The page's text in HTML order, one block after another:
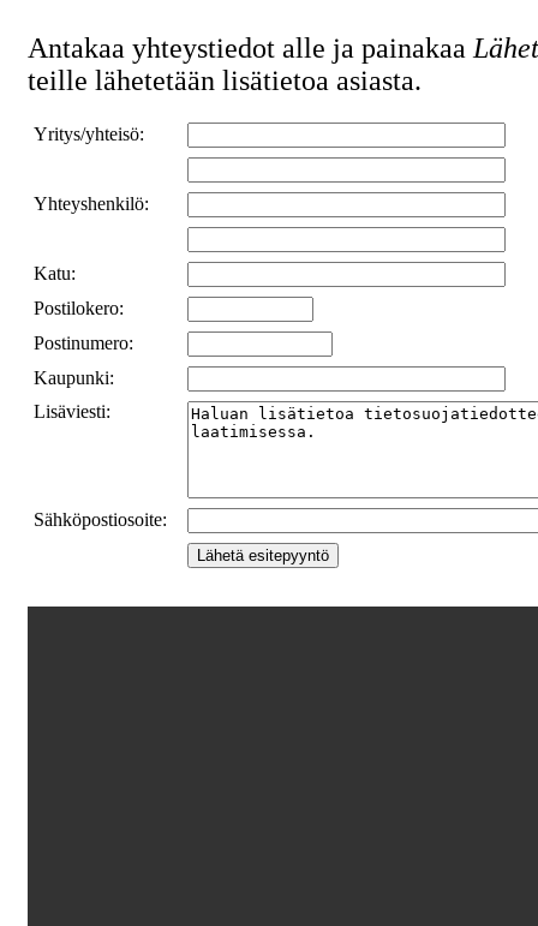
Antakaa yhteystiedot alle ja painakaa
teille lähetetään lisätietoa asiasta.
Yritys/yhteisö:
Yhteyshenkilö:
Katu:
Postilokero:
Postinumero:
Kaupunki:
Lisäviesti:
Sähköpostiosoite: